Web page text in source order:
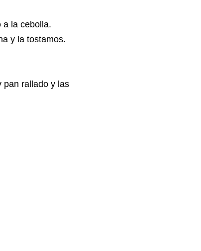
a la cebolla.
y la tostamos.
pan rallado y las